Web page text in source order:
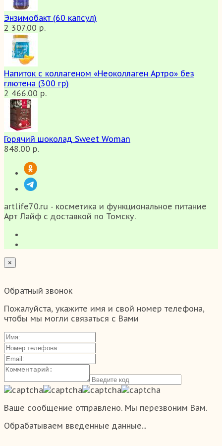
Энзимобакт (60 капсул)
2 307.00 р.
Напиток с коллагеном «Неоколлаген Артро» без
глютена (300 гр)
2 466.00 р.
Горячий шоколад Sweet Woman
848.00 р.
artlife70.ru - косметика и функциональное питание
Арт Лайф с доставкой по Томску.
×
Обратный звонок
Пожалуйста, укажите имя и свой номер телефона,
чтобы мы могли связаться с Вами
Ваше сообщение отправлено. Мы перезвоним Вам.
Обрабатываем введенные данные...